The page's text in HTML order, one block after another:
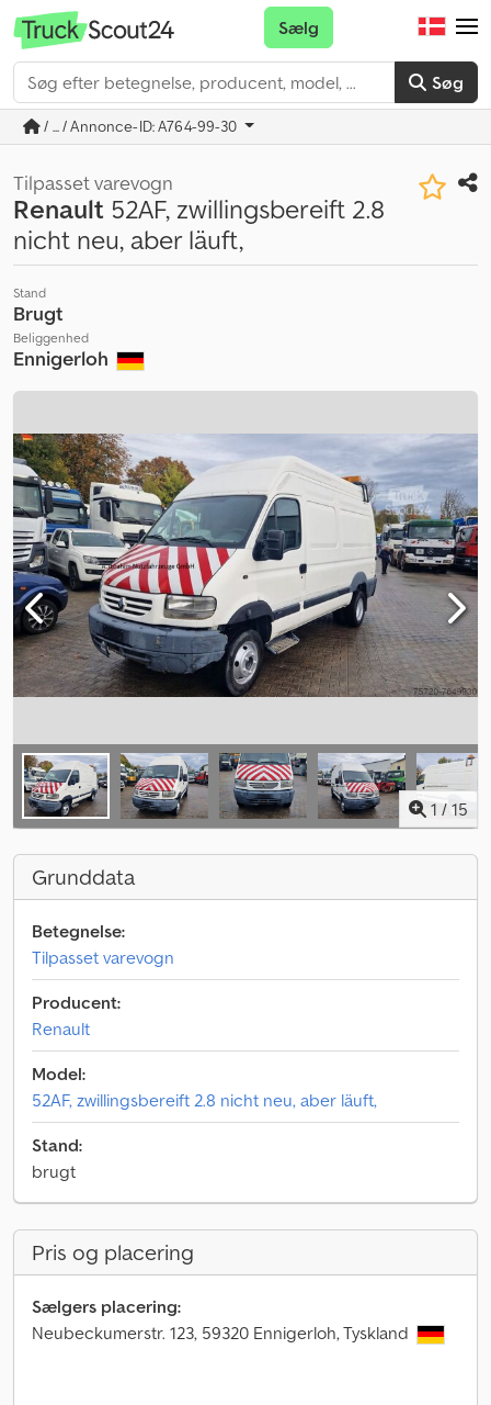
Søg
Sælg
/ ... / Annonce-ID: A764-99-30
Tilpasset varevogn
Renault 52AF, zwillingsbereift 2.8
nicht neu, aber läuft,
Stand
Brugt
Beliggenhed
Ennigerloh
1 / 15
Grunddata
Betegnelse:
Tilpasset varevogn
Producent:
Renault
Model:
52AF, zwillingsbereift 2.8 nicht neu, aber läuft,
Stand:
brugt
Pris og placering
Sælgers placering:
Neubeckumerstr. 123, 59320 Ennigerloh, Tyskland